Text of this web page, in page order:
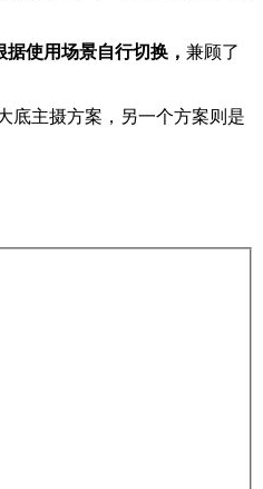
使用场景自行切换， 兼顾了
底主摄方案，另一个方案则是